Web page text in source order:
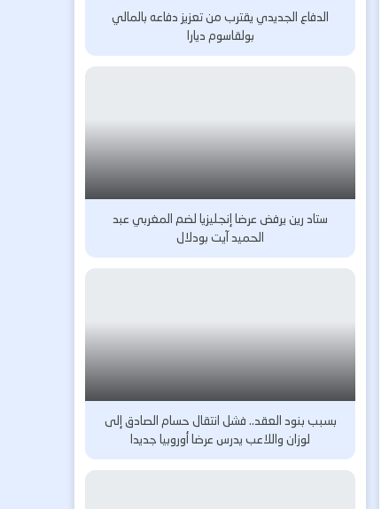
الدفاع الجديدي يقترب من تعزيز دفاعه بالمالي
بولقاسوم ديارا
ستاد رين يرفض عرضا إنجليزيا لضم المغربي عبد
الحميد آيت بودلال
بسبب بنود العقد.. فشل انتقال حسام الصادق إلى
لوزان واللاعب يدرس عرضا أوروبيا جديدا